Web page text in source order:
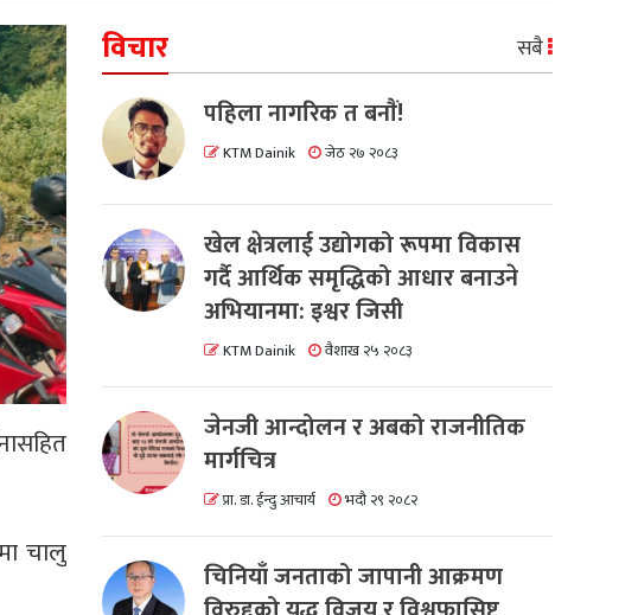
चालु
विचार सबै
पहिला नागरिक त बनाैं!
KTM Dainik जेठ २७ २०८३
खेल क्षेत्रलाई उद्योगको रूपमा विकास
गर्दै आर्थिक समृद्धिको आधार बनाउने
अभियानमा: इश्वर जिसी
KTM Dainik वैशाख २५ २०८३
जेनजी आन्दोलन र अबको राजनीतिक
मार्गचित्र
प्रा. डा. ईन्दु आचार्य भदौ २९ २०८२
चिनियाँ जनताको जापानी आक्रमण